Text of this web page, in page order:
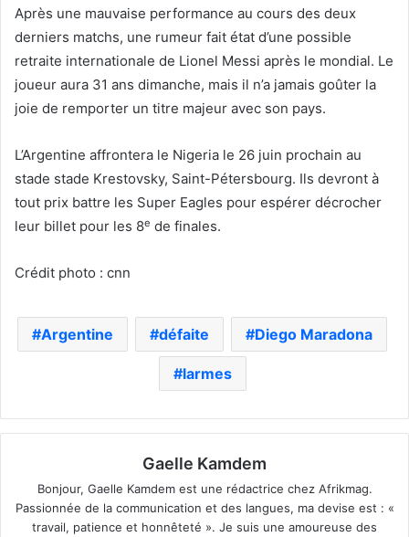
Après une mauvaise performance au cours des deux
derniers matchs, une rumeur fait état d’une possible
retraite internationale de Lionel Messi après le mondial. Le
joueur aura 31 ans dimanche, mais il n’a jamais goûter la
joie de remporter un titre majeur avec son pays.
L’Argentine affrontera le Nigeria le 26 juin prochain au
stade stade Krestovsky, Saint-Pétersbourg. Ils devront à
tout prix battre les Super Eagles pour espérer décrocher
leur billet pour les 8e de finales.
Crédit photo : cnn
Argentine défaite Diego Maradona
larmes
Gaelle Kamdem
Bonjour, Gaelle Kamdem est une rédactrice chez Afrikmag.
Passionnée de la communication et des langues, ma devise est : «
travail, patience et honnêteté ». Je suis une amoureuse des